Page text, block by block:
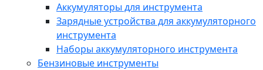
Аккумуляторы для инструмента
Зарядные устройства для аккумуляторного
инструмента
Наборы аккумуляторного инструмента
Бензиновые инструменты